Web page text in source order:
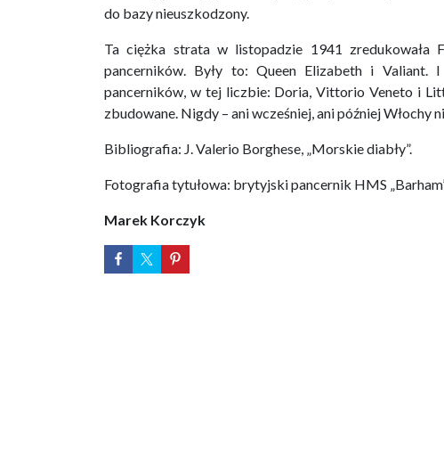
do bazy nieuszkodzony.
Ta ciężka strata w listopadzie 1941
pancerników. Były to: Queen Elizabeth i
pancerników, w tej liczbie: Doria, Vittorio Veneto i
zbudowane. Nigdy – ani wcześniej, ani później Włochy
Bibliografia: J. Valerio Borghese, „Morskie diabły”.
Fotografia tytułowa: brytyjski pancernik HMS
Marek Korczyk